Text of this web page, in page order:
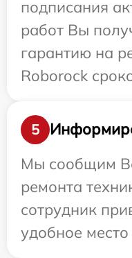
подписания
работ Вы
гарантию на
Roborock
5
Мы сообщим
ремонта
сотрудник
удобное